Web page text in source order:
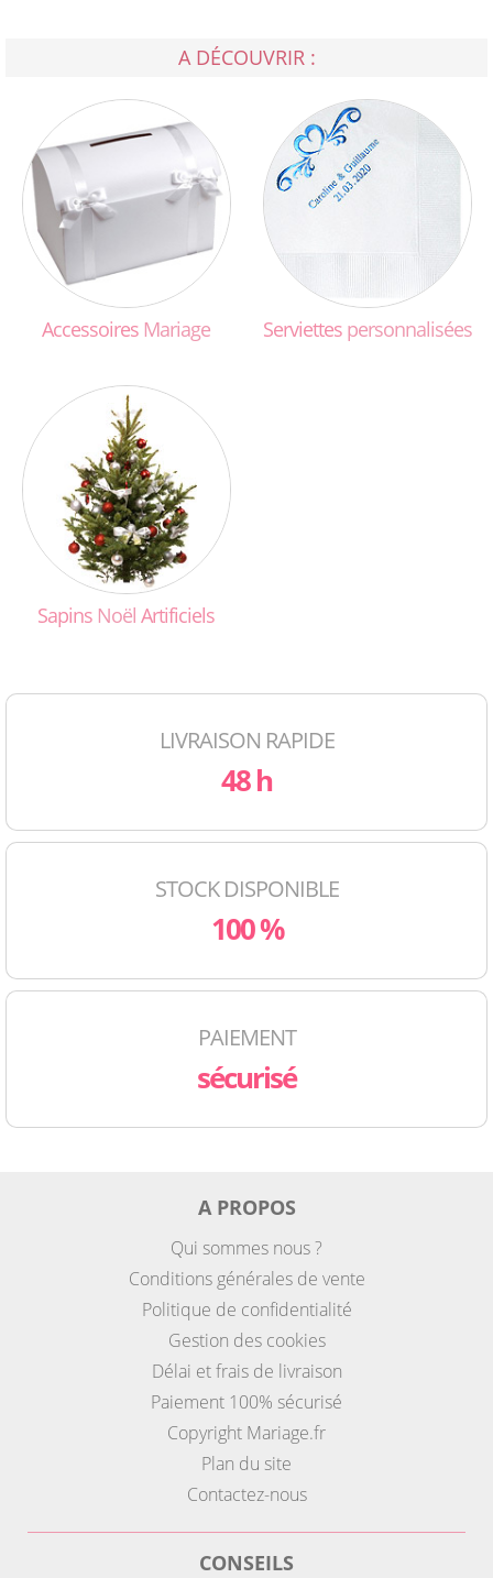
A DÉCOUVRIR :
Accessoires Mariage Serviettes personnalisées
Sapins Noël Artificiels
LIVRAISON RAPIDE
48 h
STOCK DISPONIBLE
100 %
PAIEMENT
sécurisé
A PROPOS
Qui sommes nous ?
Conditions générales de vente
Politique de confidentialité
Gestion des cookies
Délai et frais de livraison
Paiement 100% sécurisé
Copyright Mariage.fr
Plan du site
Contactez-nous
CONSEILS